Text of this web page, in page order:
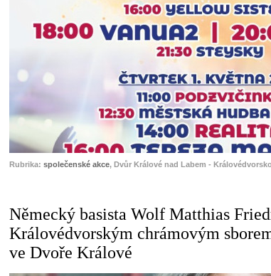
Rubrika: společenské akce, Dvůr Králové nad Labem -
Německý basista Wolf Matthias
Královédvorským chrámovým
ve Dvoře Králové